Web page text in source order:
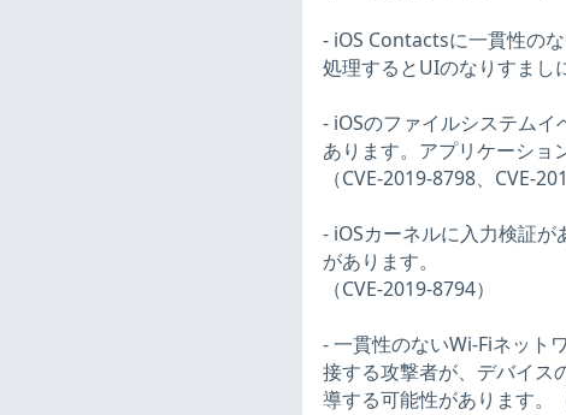
- iOS Contactsに一貫性の
処理するとUIのなりすまし
- iOSのファイルシステム
あります。アプリケーショ
（CVE-2019-8798、CVE-
- iOSカーネルに入力検証
があります。
（CVE-2019-8794）
- 一貫性のないWi-Fiネット
接する攻撃者が、デバイス
導する可能性があります。